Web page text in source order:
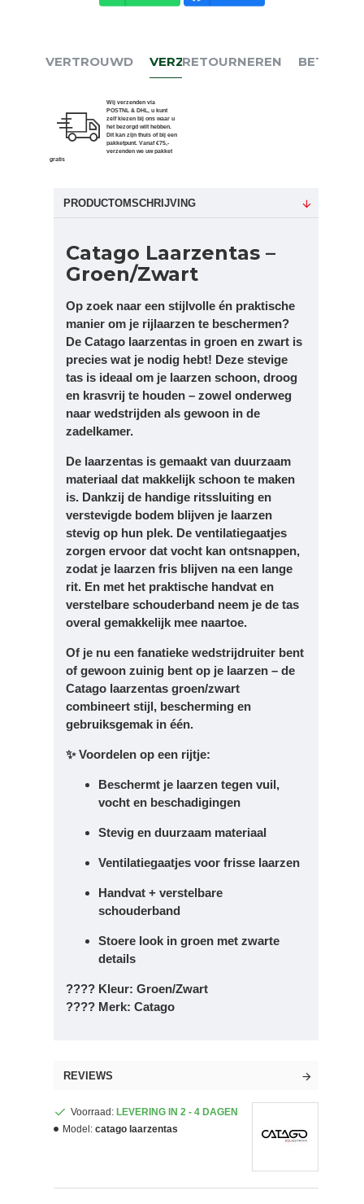
VERTROUWD VERZENDEN
Wij verzenden via
POSTNL & DHL, u kunt
zelf kiezen bij ons waar u
het bezorgd wilt hebben.
Dit kan zijn thuis of bij een
pakketpunt. Vanaf €75,-
verzenden we uw pakket
gratis
RETOURNEREN BETALEN
PRODUCTOMSCHRIJVING
Catago Laarzentas –
Groen/Zwart
Op zoek naar een stijlvolle én praktische
manier om je rijlaarzen te beschermen?
De Catago laarzentas in groen en zwart is
precies wat je nodig hebt! Deze stevige
tas is ideaal om je laarzen schoon, droog
en krasvrij te houden – zowel onderweg
naar wedstrijden als gewoon in de
zadelkamer.
De laarzentas is gemaakt van duurzaam
materiaal dat makkelijk schoon te maken
is. Dankzij de handige ritssluiting en
verstevigde bodem blijven je laarzen
stevig op hun plek. De ventilatiegaatjes
zorgen ervoor dat vocht kan ontsnappen,
zodat je laarzen fris blijven na een lange
rit. En met het praktische handvat en
verstelbare schouderband neem je de tas
overal gemakkelijk mee naartoe.
Of je nu een fanatieke wedstrijdruiter bent
of gewoon zuinig bent op je laarzen – de
Catago laarzentas groen/zwart
combineert stijl, bescherming en
gebruiksgemak in één.
✨Voordelen op een rijtje:
Beschermt je laarzen tegen vuil,
vocht en beschadigingen
Stevig en duurzaam materiaal
Ventilatiegaatjes voor frisse laarzen
Handvat + verstelbare
schouderband
Stoere look in groen met zwarte
details
???? Kleur: Groen/Zwart
???? Merk: Catago
REVIEWS
Voorraad: LEVERING IN 2 - 4 DAGEN
Model: catago laarzentas